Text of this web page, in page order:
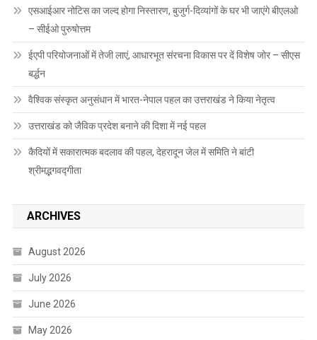
एसआईआर नोटिस का जल्द होगा निस्तारण, बुजुर्ग-दिव्यांगों के घर भी जाएंगे बीएलओ
– सीईओ पुरुषोत्तम
ईएपी परियोजनाओं में तेजी लाएं, आधारभूत संरचना विकास पर दें विशेष जोर – सीएस
बर्द्धन
वैश्विक संस्कृत अनुसंधान में भारत-नेपाल पहल का उत्तराखंड ने किया नेतृत्व
उत्तराखंड को जैविक प्रदेश बनाने की दिशा में नई पहल
कैदियों में सकारात्मक बदलाव की पहल, देहरादून जेल में समिति ने बांटी
श्रीमद्भगवद्गीता
ARCHIVES
August 2026
July 2026
June 2026
May 2026